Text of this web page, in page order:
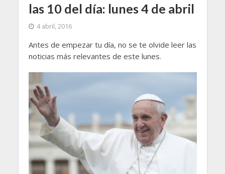
las 10 del día: lunes 4 de abril
4 abril, 2016
Antes de empezar tu día, no se te olvide leer las
noticias más relevantes de este lunes.